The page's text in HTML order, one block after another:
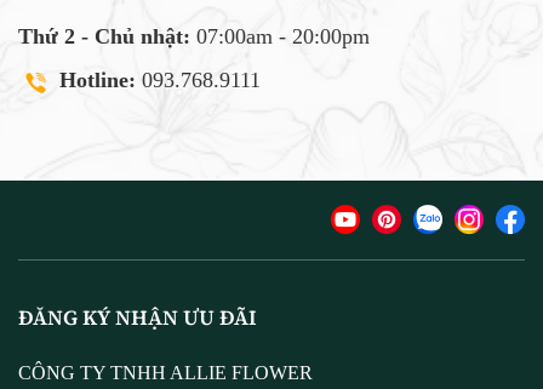
Thứ 2 - Chủ nhật: 07:00am - 20:00pm
Hotline: 093.768.9111
ĐĂNG KÝ NHẬN ƯU ĐÃI
CÔNG TY TNHH ALLIE FLOWER